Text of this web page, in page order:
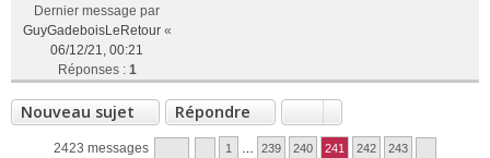
Dernier message par
GuyGadeboisLeRetour«
06/12/21, 00:21
Réponses : 1
Nouveau sujet Répondre
2423 messages 1 239 240 241 242 243